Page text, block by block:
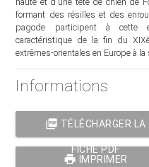
formant des résilles et des
pagode participent à cette
caractéristique de la fin du
extrêmes-orientales en Europe à
Informations
picture_as_pdf TÉLÉCHARGER LA
FICHE PDF
print IMPRIMER